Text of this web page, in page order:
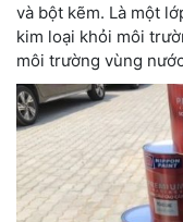
và bột kẽm. Là một
kim loại khỏi môi
môi trường vùng